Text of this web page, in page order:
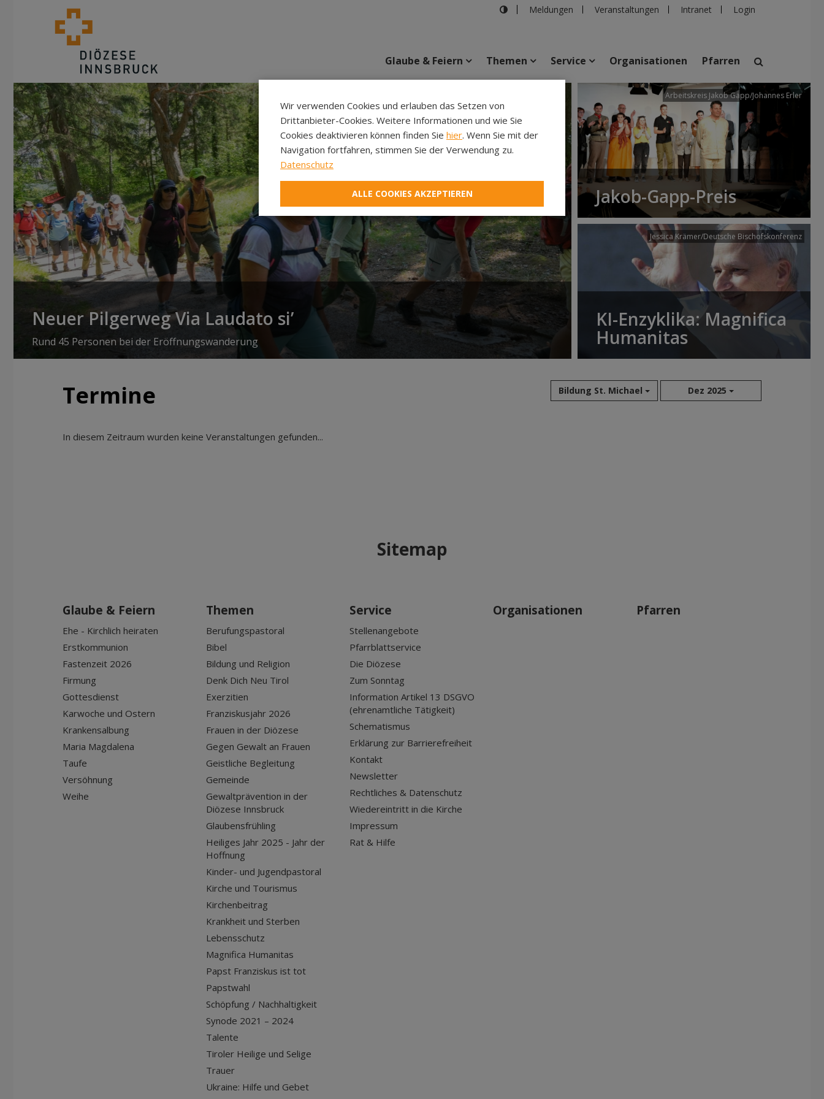
Meldungen Veranstaltungen Intranet Login
suchen
Veranstaltungen Personen Pfarren Einrichtungen
Glaube & Feiern Themen Service Organisationen Pfarren
Neuer Pilgerweg Via Laudato si’
Rund 45 Personen bei der Eröffnungswanderung
Arbeitskreis Jakob Gapp/Johannes Erler
Jakob-Gapp-Preis
Jessica Krämer/Deutsche Bischofskonferenz
KI-Enzyklika: Magnifica
Humanitas
Termine Bildung St. Michael Dez 2025
Jul 2027
In diesem Zeitraum wurden keine Veranstaltungen gefunden...
Sitemap
Glaube & Feiern
Ehe - Kirchlich heiraten
Erstkommunion
Fastenzeit 2026
Firmung
Gottesdienst
Karwoche und Ostern
Krankensalbung
Maria Magdalena
Taufe
Versöhnung
Weihe
Themen
Berufungspastoral
Bibel
Bildung und Religion
Denk Dich Neu Tirol
Exerzitien
Franziskusjahr 2026
Frauen in der Diözese
Gegen Gewalt an Frauen
Geistliche Begleitung
Gemeinde
Gewaltprävention in der
Diözese Innsbruck
Glaubensfrühling
Heiliges Jahr 2025 - Jahr der
Hoffnung
Kinder- und Jugendpastoral
Kirche und Tourismus
Kirchenbeitrag
Krankheit und Sterben
Lebensschutz
Magnifica Humanitas
Papst Franziskus ist tot
Papstwahl
Schöpfung / Nachhaltigkeit
Synode 2021 – 2024
Talente
Tiroler Heilige und Selige
Trauer
Ukraine: Hilfe und Gebet
Service
Stellenangebote
Pfarrblattservice
Die Diözese
Zum Sonntag
Information Artikel 13 DSGVO
(ehrenamtliche Tätigkeit)
Schematismus
Erklärung zur Barrierefreiheit
Kontakt
Newsletter
Rechtliches & Datenschutz
Wiedereintritt in die Kirche
Impressum
Rat & Hilfe
Organisationen Pfarren
Wir verwenden Cookies und erlauben das Setzen von
Drittanbieter-Cookies. Weitere Informationen und wie Sie
Cookies deaktivieren können finden Sie hier. Wenn Sie mit der
Navigation fortfahren, stimmen Sie der Verwendung zu.
Datenschutz
ALLE COOKIES AKZEPTIEREN